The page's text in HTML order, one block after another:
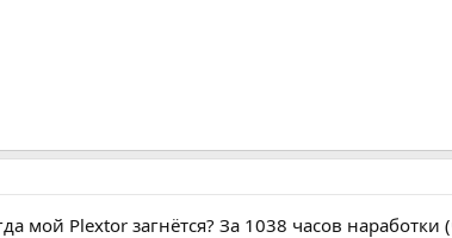
мой Plextor загнётся? За 1038 часов наработки